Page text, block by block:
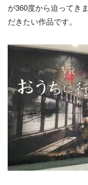
が360度から迫ってき
だきたい作品です。